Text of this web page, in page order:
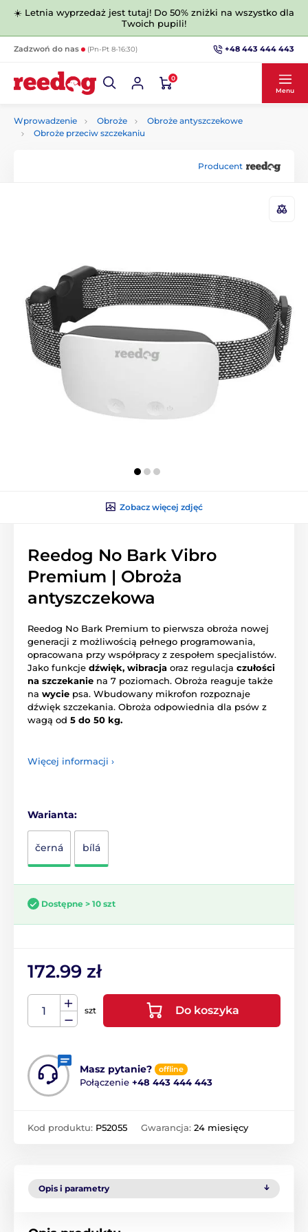
☀️ Letnia wyprzedaż jest tutaj! Do 50% zniżki na wszystko dla
Twoich pupili!
Zadzwoń do nas (Pn-Pt 8-16:30) +48 443 444 443
0
Menu
Wprowadzenie Obroże
Obroże antyszczekowe
Obroże przeciw szczekaniu
Producent
Zobacz więcej zdjęć
Reedog No Bark Vibro
Premium | Obroża
antyszczekowa
Reedog No Bark Premium to pierwsza obroża nowej
generacji z możliwością pełnego programowania,
opracowana przy współpracy z zespołem specjalistów.
Jako funkcje dźwięk, wibracja oraz regulacja czułości
na szczekanie na 7 poziomach. Obroża reaguje także
na wycie psa. Wbudowany mikrofon rozpoznaje
dźwięk szczekania. Obroża odpowiednia dla psów z
wagą od 5 do 50 kg.
Więcej informacji ›
Warianta:
černá bílá
Dostępne > 10 szt
172.99 zł
szt Do koszyka
Masz pytanie? offline
Połączenie +48 443 444 443
Kod produktu: P52055 Gwarancja: 24 miesięcy
Opis i parametry